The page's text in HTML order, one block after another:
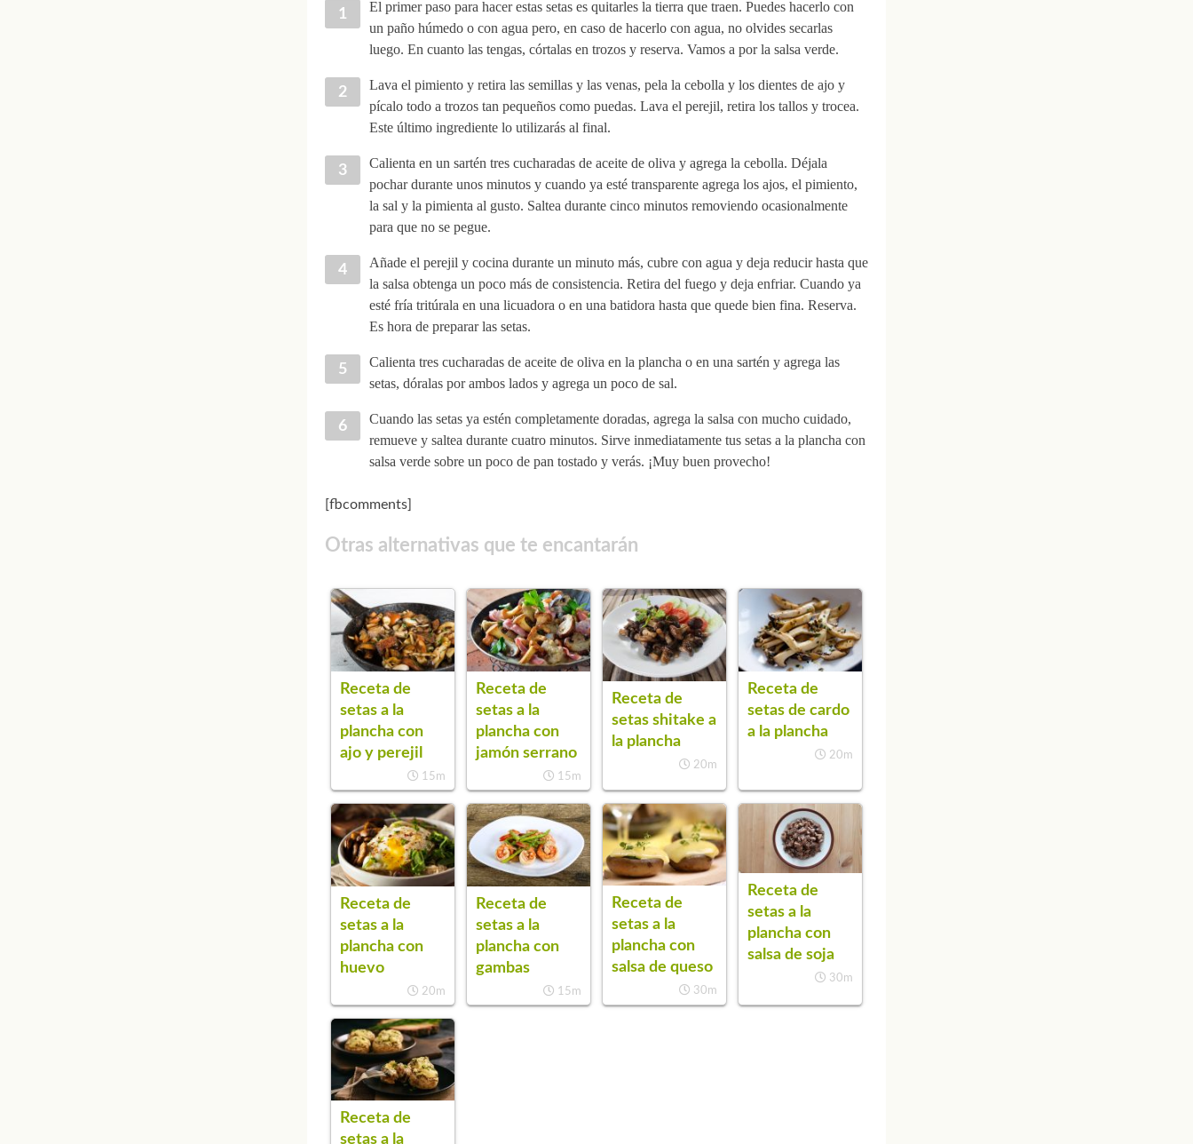
El primer paso para hacer estas setas es quitarles la tierra que traen. Puedes hacerlo con
un paño húmedo o con agua pero, en caso de hacerlo con agua, no olvides secarlas
luego. En cuanto las tengas, córtalas en trozos y reserva. Vamos a por la salsa verde.
Lava el pimiento y retira las semillas y las venas, pela la cebolla y los dientes de ajo y
pícalo todo a trozos tan pequeños como puedas. Lava el perejil, retira los tallos y trocea.
Este último ingrediente lo utilizarás al final.
Calienta en un sartén tres cucharadas de aceite de oliva y agrega la cebolla. Déjala
pochar durante unos minutos y cuando ya esté transparente agrega los ajos, el pimiento,
la sal y la pimienta al gusto. Saltea durante cinco minutos removiendo ocasionalmente
para que no se pegue.
Añade el perejil y cocina durante un minuto más, cubre con agua y deja reducir hasta que
la salsa obtenga un poco más de consistencia. Retira del fuego y deja enfriar. Cuando ya
esté fría tritúrala en una licuadora o en una batidora hasta que quede bien fina. Reserva.
Es hora de preparar las setas.
Calienta tres cucharadas de aceite de oliva en la plancha o en una sartén y agrega las
setas, dóralas por ambos lados y agrega un poco de sal.
Cuando las setas ya estén completamente doradas, agrega la salsa con mucho cuidado,
remueve y saltea durante cuatro minutos. Sirve inmediatamente tus setas a la plancha con
salsa verde sobre un poco de pan tostado y verás. ¡Muy buen provecho!
[fbcomments]
Otras alternativas que te encantarán
Receta de
setas a la
plancha con
ajo y perejil
15m
Receta de
setas a la
plancha con
jamón serrano
15m
Receta de
setas shitake a
la plancha
20m
Receta de
setas de cardo
a la plancha
20m
Receta de
setas a la
plancha con
huevo
20m
Receta de
setas a la
plancha con
gambas
15m
Receta de
setas a la
plancha con
salsa de queso
30m
Receta de
setas a la
plancha con
salsa de soja
30m
Receta de
setas a la